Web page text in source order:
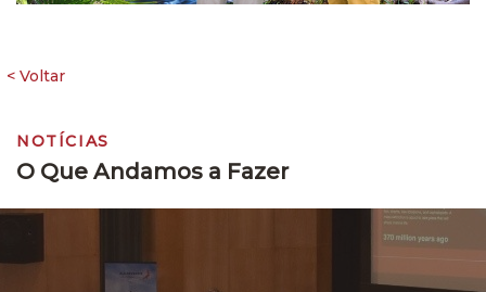
NOTÍCIAS
O Que Andamos a Fazer